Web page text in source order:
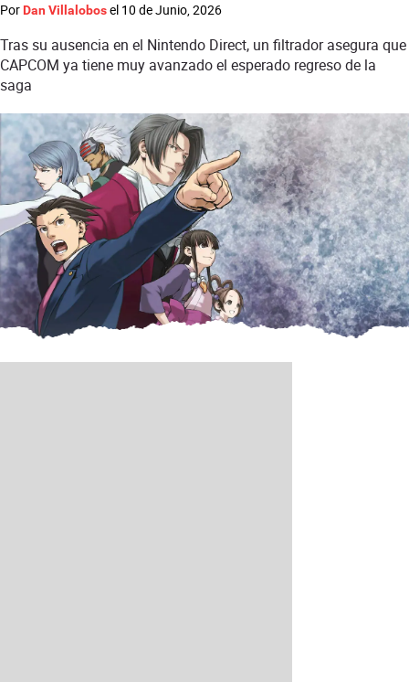
Por Dan Villalobosel 10 de Junio, 2026
Tras su ausencia en el Nintendo Direct, un filtrador asegura que
CAPCOM ya tiene muy avanzado el esperado regreso de la
saga